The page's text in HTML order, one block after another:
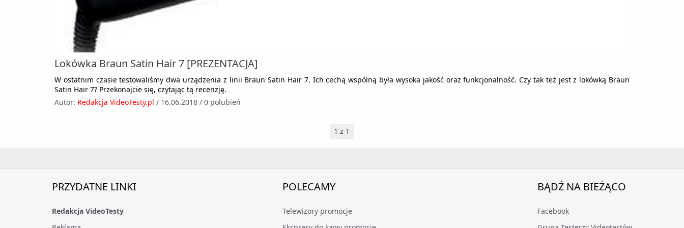
Lokówka Braun Satin Hair 7 [PREZENTACJA]
W ostatnim czasie testowaliśmy dwa urządzenia z linii Braun Satin Hair 7. Ich cechą wspólną była wysoka jakość oraz funkcjonalność. Czy tak też jest z lokówką Braun
Satin Hair 7? Przekonajcie się, czytając tą recenzję.
Autor: Redakcja VideoTesty.pl / 16.06.2018 / 0 polubień
1 z 1
PRZYDATNE LINKI
Redakcja VideoTesty
POLECAMY
Telewizory promocje
BĄDŹ NA BIEŻĄCO
Facebook